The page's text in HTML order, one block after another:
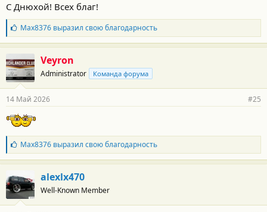
с
т
и
:
С Днюхой! Всех благ!
Б
л
а
о
д
а
н
о
с
и
:
Max8376выразил свою благодарность
Veyron
Administrator Команда форума
14 Май 2026 #25
Б
л
а
о
д
а
Max8376выразил свою благодарность
alexlx470
Well-Known Member